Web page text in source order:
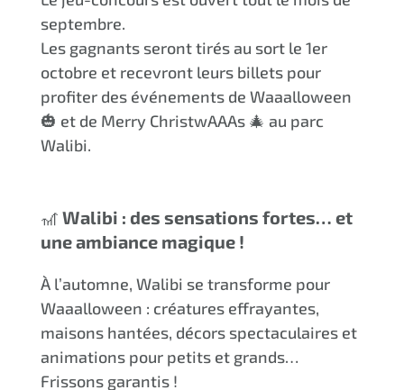
septembre.
Les gagnants seront tirés au sort le 1er
octobre et recevront leurs billets pour
profiter des événements de Waaalloween
🎃 et de Merry ChristwAAAs 🎄 au parc
Walibi.
🎢 Walibi : des sensations fortes… et
une ambiance magique !
À l’automne, Walibi se transforme pour
Waaalloween : créatures effrayantes,
maisons hantées, décors spectaculaires et
animations pour petits et grands…
Frissons garantis !